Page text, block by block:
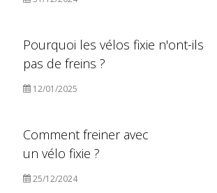
Pourquoi les vélos fixie n'ont-ils
pas de freins ?
12/01/2025
Comment freiner avec
un vélo fixie ?
25/12/2024